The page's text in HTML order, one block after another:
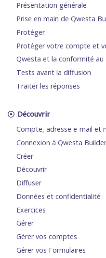
Présentation générale
Prise en main de Qwesta
Protéger
Protéger votre compte et
Qwesta et la conformité au
Tests avant la diffusion
Traiter les réponses
Découvrir
Compte, adresse e-mail et
Connexion à Qwesta Builder
Créer
Découvrir
Diffuser
Données et confidentialité
Exercices
Gérer
Gérer vos comptes
Gérer vos Formulaires